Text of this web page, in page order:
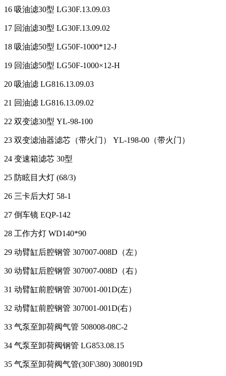
16 吸油滤30型 LG30F.13.09.03
17 回油滤30型 LG30F.13.09.02
18 吸油滤50型 LG50F-1000*12-J
19 回油滤50型 LG50F-1000×12-H
20 吸油滤 LG816.13.09.03
21 回油滤 LG816.13.09.02
22 双变滤30型 YL-98-100
23 双变滤油器滤芯（带火门） YL-198-00（带火门）
24 变速箱滤芯 30型
25 防眩目大灯 (68/3)
26 三卡后大灯 58-1
27 倒车镜 EQP-142
28 工作方灯 WD140*90
29 动臂缸后腔钢管 307007-008D（左）
30 动臂缸后腔钢管 307007-008D（右）
31 动臂缸前腔钢管 307001-001D(左）
32 动臂缸前腔钢管 307001-001D(右）
33 气泵至卸荷阀气管 508008-08C-2
34 气泵至卸荷阀钢管 LG853.08.15
35 气泵至卸荷阀气管(30F\380) 308019D